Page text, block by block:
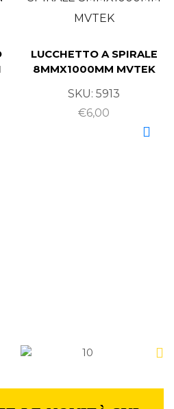
LUCCHETTO A SPIRALE
8MMX1000MM MVTEK
SKU: 5913
€6,00